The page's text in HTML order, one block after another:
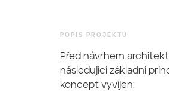
POPIS PROJEKTU
Před návrhem
následující základní
koncept vyvíjen: